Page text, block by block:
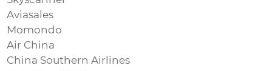
Aviasales
Momondo
Air China
China Southern Airlines